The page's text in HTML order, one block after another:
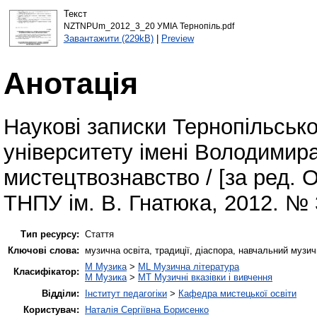
Текст
NZTNPUm_2012_3_20 УМІА Тернопіль.pdf
Завантажити (229kB)| Preview
Анотація
Наукові записки
університету імені
мистецтвознавство / [за
ТНПУ ім. В. Гнатюка, 2012. №
Тип ресурсу: Стаття
Ключові слова: музична освіта, традиції, діаспора, навчальний
Класифікатор:
M Музика > ML Музична література
M Музика > MT Музичні вказівки і вивчення
Відділи:
Інститут педагогіки > Кафедра мистецької освіти
Користувач:
Наталія Сергіївна Борисенко